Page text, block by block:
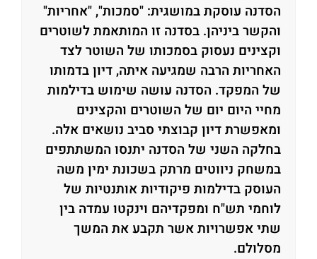
הסדנה עוסקת במושגית: "סמכות", "אחריות"
והקשר ביניהן. בסדנה זו המותאמת לשוטרים
וקצינים נעסוק בסמכותו של השוטר לצד
האחריות הרבה שמגיעה איתה, דיון בדמותו
של המפקד. הסדנה עושה שימוש בדילמות
מחיי היום יום של השוטרים והקצינים
ומאפשרת דיון קבוצתי סביב נושאים אלה.
בחלקה השני של הסדנה יתנסו המשתתפים
במשחק ניווטים מרתק בשכונת ימין משה
העוסק בדילמות פיקודיות אותנטיות של
לוחמי תש"ח ומפקדיהם וינקטו עמדה בין
שתי אפשרויות אשר תקבע את המשך
מסלולם.